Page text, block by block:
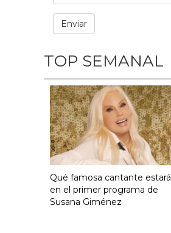
TOP SEMANAL
Qué famosa cantante estará
en el primer programa de
Susana Giménez